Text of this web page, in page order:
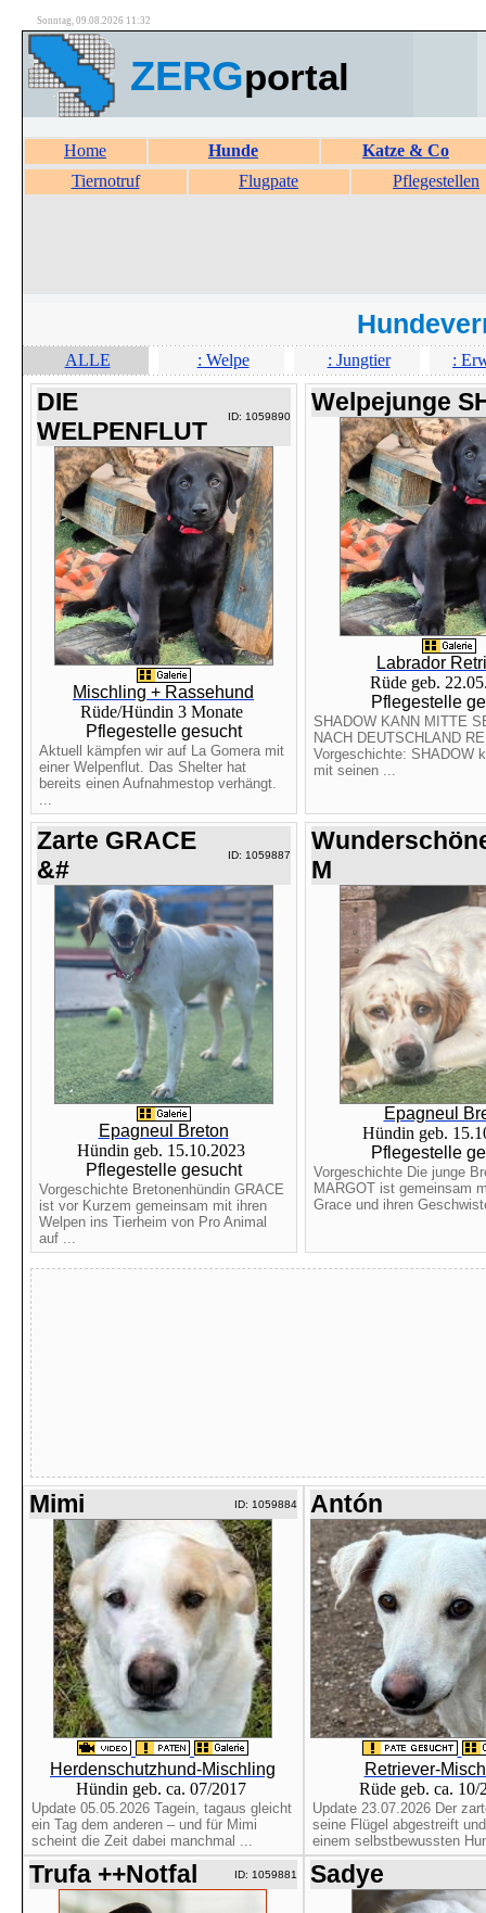
Sonntag, 09.08.2026 11:32
ZERGportal
Home Hunde
Katze & Co
Tiernotruf
Flugpate Pflegestellen
ALLE : Welpe : Jungtier :
DIE
WELPENFLUT
ID: 1059890
Mischling + Rassehund
Rüde/Hündin 3 Monate
Pflegestelle gesucht
Aktuell kämpfen wir auf La Gomera mit
einer Welpenflut. Das Shelter hat
bereits einen Aufnahmestop verhängt.
...
Welpejunge
Labrador
Rüde geb.
Pflegestelle
SHADOW KANN MITTE
NACH DEUTSCHLAND
Vorgeschichte: SHADOW
mit seinen ...
Zarte GRACE
&#
ID: 1059887
Epagneul Breton
Hündin geb. 15.10.2023
Pflegestelle gesucht
Vorgeschichte Bretonenhündin GRACE
ist vor Kurzem gemeinsam mit ihren
Welpen ins Tierheim von Pro Animal
auf ...
M
Epagneul
Hündin geb.
Pflegestelle
Vorgeschichte Die junge
MARGOT ist gemeinsam
Grace und ihren
Mimi ID: 1059884
Herdenschutzhund-Mischling
Hündin geb. ca. 07/2017
Update 05.05.2026 Tagein, tagaus gleicht
ein Tag dem anderen – und für Mimi
scheint die Zeit dabei manchmal ...
Antón
Retriever-
Rüde geb. ca.
Update 23.07.2026 Der
seine Flügel abgestreift
einem selbstbewussten
Trufa ++Notfal ID: 1059881 Sadye